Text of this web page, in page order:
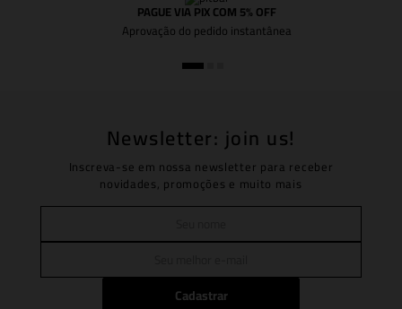
PAGUE VIA PIX COM 5% OFF
Aprovação do pedido instantânea
Newsletter: join us!
Inscreva-se em nossa newsletter para receber
novidades, promoções e muito mais
Cadastrar